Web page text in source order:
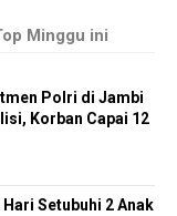
Minggu ini
Polri di Jambi
Korban Capai 12
Hari Setubuhi 2 Anak